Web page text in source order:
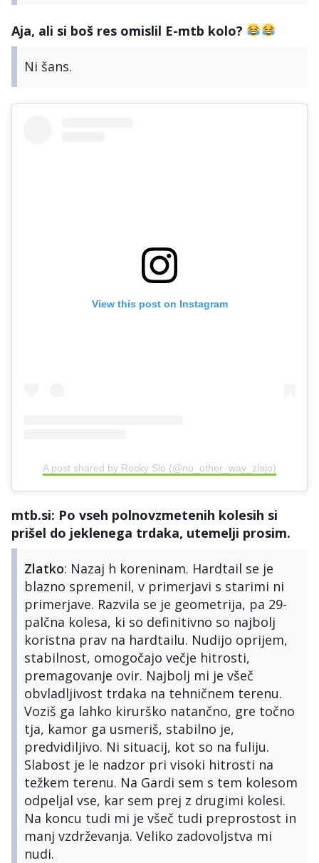
Aja, ali si boš res omislil E-mtb kolo?
Ni šans.
View this post on Instagram
A post shared by Rocky Slo (@no_other_way_zlajo)
mtb.si: Po vseh polnovzmetenih kolesih si
prišel do jeklenega trdaka, utemelji prosim.
Zlatko: Nazaj h koreninam. Hardtail se je
blazno spremenil, v primerjavi s starimi ni
primerjave. Razvila se je geometrija, pa 29-
palčna kolesa, ki so definitivno so najbolj
koristna prav na hardtailu. Nudijo oprijem,
stabilnost, omogočajo večje hitrosti,
premagovanje ovir. Najbolj mi je všeč
obvladljivost trdaka na tehničnem terenu.
Voziš ga lahko kirurško natančno, gre točno
tja, kamor ga usmeriš, stabilno je,
predvidiljivo. Ni situacij, kot so na fuliju.
Slabost je le nadzor pri visoki hitrosti na
težkem terenu. Na Gardi sem s tem kolesom
odpeljal vse, kar sem prej z drugimi kolesi.
Na koncu tudi mi je všeč tudi preprostost in
manj vzdrževanja. Veliko zadovoljstva mi
nudi.